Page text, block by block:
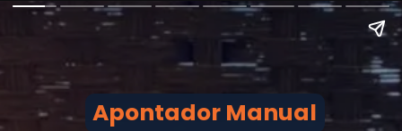
Apontador Manual
Apontador Manual